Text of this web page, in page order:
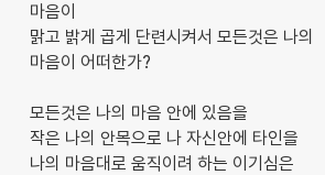
마음이
맑고 밝게 곱게 단련시켜서 모든것은 나의
마음이 어떠한가?
모든것은 나의 마음 안에 있음을
작은 나의 안목으로 나 자신안에 타인을
나의 마음대로 움직이려 하는 이기심은